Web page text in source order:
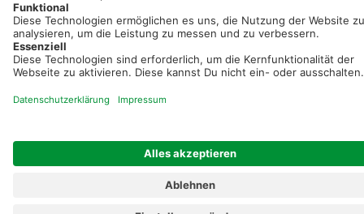
Kostenlos registrieren & sofort starten